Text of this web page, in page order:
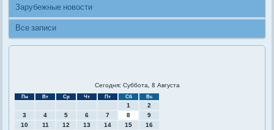
Зарубежные новости
Все записи
Сегодня: Суббота, 8 Августа
Пн Вт Ср Чт Пт Сб Вс
1
2
3
4 5 6 7 8
9
10
11 12 13 14 15
16